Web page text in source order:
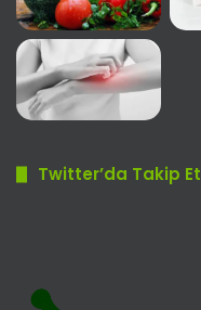
Twitter’da Takip Et